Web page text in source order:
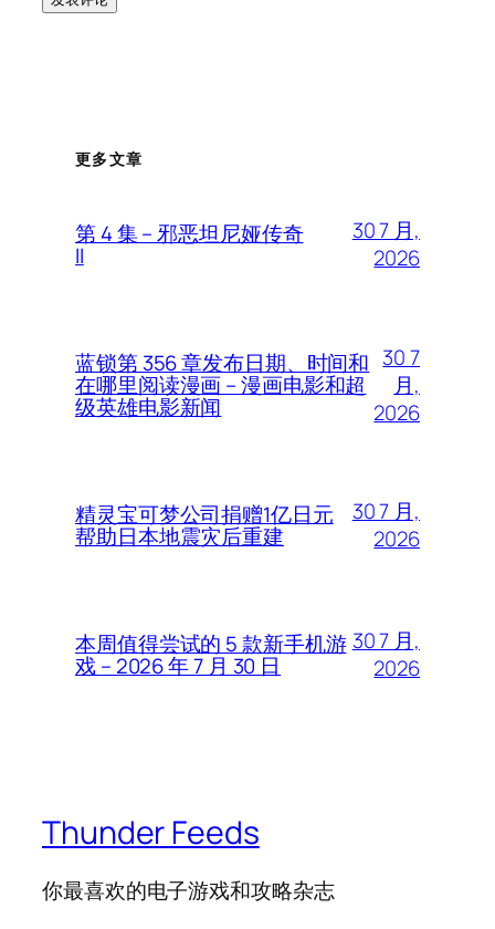
更多文章
第 4 集 – 邪恶坦尼娅传奇
II
30 7 月,
2026
蓝锁第 356 章发布日期、时间和
在哪里阅读漫画 – 漫画电影和超
级英雄电影新闻
30 7
月,
2026
精灵宝可梦公司捐赠1亿日元
帮助日本地震灾后重建
30 7 月,
2026
本周值得尝试的 5 款新手机游
戏 – 2026 年 7 月 30 日
30 7 月,
2026
Thunder Feeds
你最喜欢的电子游戏和攻略杂志